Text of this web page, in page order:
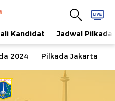
Kandidat Jadwal Pilkada
2024 Pilkada Jakarta